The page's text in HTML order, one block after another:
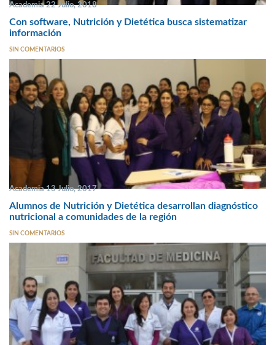
Academia 22 Julio, 2018
Con software, Nutrición y Dietética busca sistematizar
información
SIN COMENTARIOS
Academia 13 Julio, 2017
Alumnos de Nutrición y Dietética desarrollan diagnóstico
nutricional a comunidades de la región
SIN COMENTARIOS